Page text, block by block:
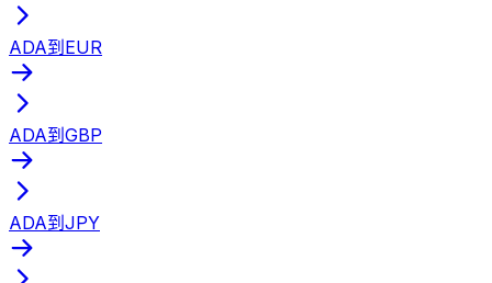
ADA到EUR
ADA到GBP
ADA到JPY